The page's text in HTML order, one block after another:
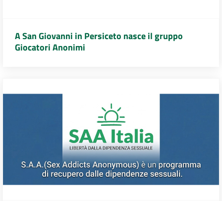
A San Giovanni in Persiceto nasce il gruppo
Giocatori Anonimi